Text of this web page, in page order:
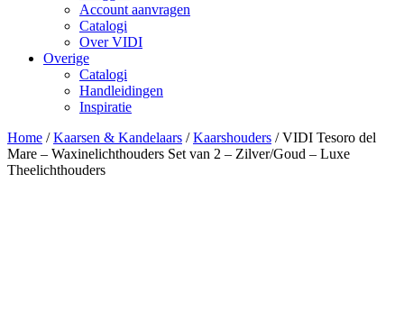
Account aanvragen
Catalogi
Over VIDI
Overige
Catalogi
Handleidingen
Inspiratie
Home /Kaarsen & Kandelaars /Kaarshouders /VIDI Tesoro del
Mare – Waxinelichthouders Set van 2 – Zilver/Goud – Luxe
Theelichthouders